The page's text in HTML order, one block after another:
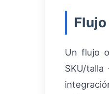
Un flujo
SKU/